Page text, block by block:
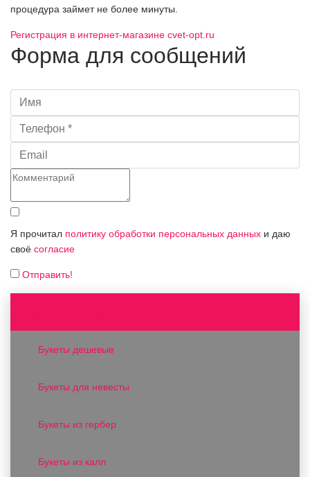
процедура займет не более минуты.
Регистрация в интернет-магазине cvet-opt.ru
Форма для сообщений
Я прочитал политику обработки персональных данных и даю
своё согласие
Отправить!
Букеты дешевые
Букеты для невесты
Букеты из гербер
Букеты из калл